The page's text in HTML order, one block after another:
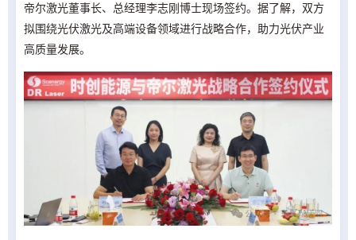
帝尔激光董事长、总经理李志刚博士现场签约。据了解，双方
拟围绕光伏激光及高端设备领域进行战略合作，助力光伏产业
高质量发展。